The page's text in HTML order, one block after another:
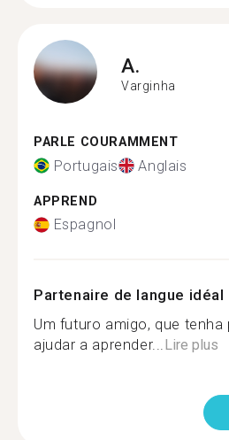
A.
Varginha
PARLE COURAMMENT
Portugais Anglais
APPREND
Espagnol
Partenaire de langue idéal
Um futuro amigo, que
ajudar a aprender...Lire plus